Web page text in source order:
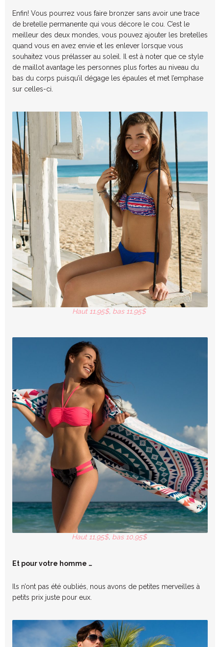
Enfin! Vous pourrez vous faire bronzer sans avoir une trace
de bretelle permanente qui vous décore le cou. C’est le
meilleur des deux mondes, vous pouvez ajouter les bretelles
quand vous en avez envie et les enlever lorsque vous
souhaitez vous prélasser au soleil. Il est à noter que ce style
de maillot avantage les personnes plus fortes au niveau du
bas du corps puisqu’il dégage les épaules et met l’emphase
sur celles-ci.
Haut 11,95$, bas 11,95$
Haut 11,95$, bas 10,95$
Et pour votre homme …
Ils n’ont pas été oubliés, nous avons de petites merveilles à
petits prix juste pour eux.